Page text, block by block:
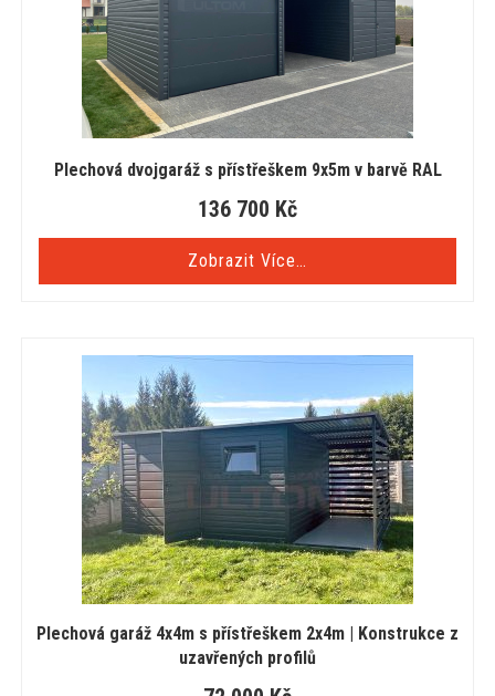
Plechová dvojgaráž s přístřeškem 9x5m v barvě RAL
136 700 Kč
Zobrazit Více…
Plechová garáž 4x4m s přístřeškem 2x4m | Konstrukce z
uzavřených profilů